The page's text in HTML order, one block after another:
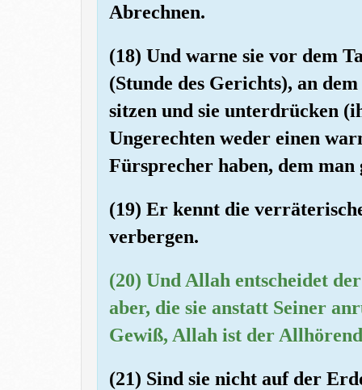
Abrechnen.
(18) Und warne sie vor dem
(Stunde des Gerichts), an
sitzen und sie unterdrücken
Ungerechten weder einen
Fürsprecher haben, dem man
(19) Er kennt die
verbergen.
(20) Und Allah entscheidet
aber, die sie anstatt Seiner
Gewiß, Allah ist der
(21) Sind sie nicht auf der